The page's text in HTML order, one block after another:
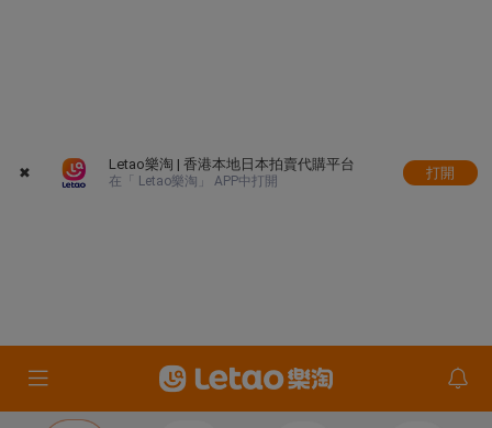
✖
Letao樂淘 | 香港本地日本拍賣代購平台
在「 Letao樂淘」 APP中打開
打開